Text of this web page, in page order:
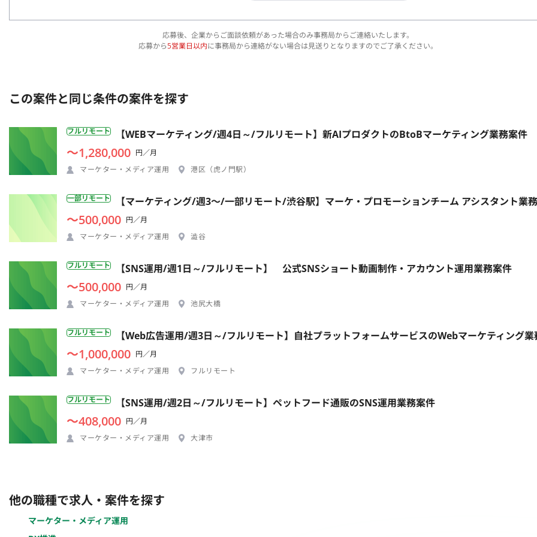
応募後、企業からご面談依頼があった場合のみ事務局からご連絡いたします。
応募から5営業日以内に事務局から連絡がない場合は見送りとなりますのでご了承ください。
この案件と同じ条件の案件を探す
フルリモート 【WEBマーケティング/週4日～/フルリモート】新AIプロダクトのBtoBマーケティング業務案件
〜1,280,000 円／月
マーケター・メディア運用
港区（虎ノ門駅）
一部リモート 【マーケティング/週3〜/一部リモート/渋谷駅】マーケ・プロモーションチーム アシスタント業
〜500,000 円／月
マーケター・メディア運用
澁谷
フルリモート 【SNS運用/週1日～/フルリモート】 公式SNSショート動画制作・アカウント運用業務案件
〜500,000 円／月
マーケター・メディア運用
池尻大橋
フルリモート 【Web広告運用/週3日～/フルリモート】自社プラットフォームサービスのWebマーケティング業
〜1,000,000 円／月
マーケター・メディア運用
フルリモート
フルリモート 【SNS運用/週2日～/フルリモート】ペットフード通販のSNS運用業務案件
〜408,000 円／月
マーケター・メディア運用
大津市
他の職種で求人・案件を探す
マーケター・メディア運用